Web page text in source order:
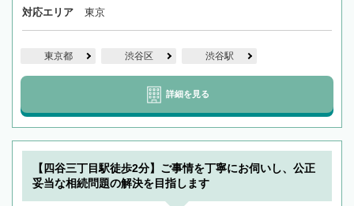
対応エリア 東京
東京都 渋谷区 渋谷駅
詳細を見る
【四谷三丁目駅徒歩2分】ご事情を丁寧にお伺いし、公正
妥当な相続問題の解決を目指します